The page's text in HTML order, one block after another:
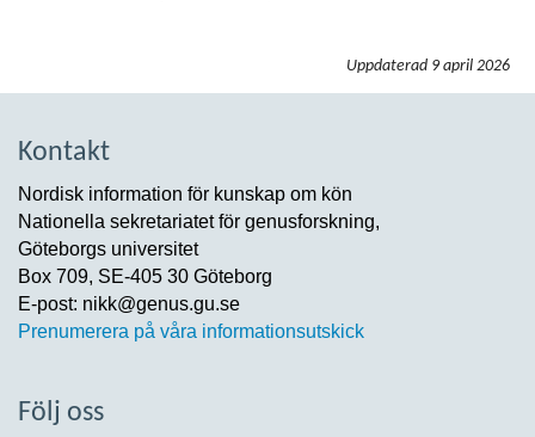
Uppdaterad 9 april 2026
Kontakt
Nordisk information för kunskap om kön
Nationella sekretariatet för genusforskning,
Göteborgs universitet
Box 709, SE-405 30 Göteborg
E-post: nikk@genus.gu.se
Prenumerera på våra informationsutskick
Följ oss